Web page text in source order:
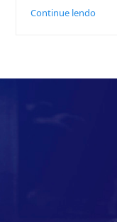
Continue lendo